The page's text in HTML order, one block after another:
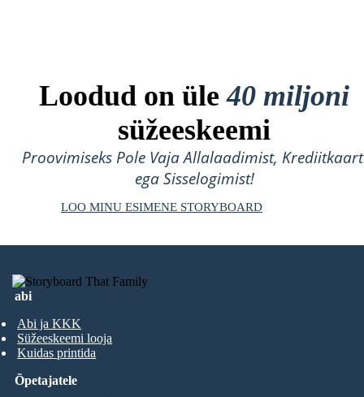
Loodud on üle40 miljoni
süžeeskeemi
Proovimiseks Pole Vaja Allalaadimist,
ega Sisselogimist!
LOO MINU ESIMENE STORYBOARD
abi
Abi ja KKK
Süžeeskeemi looja
Kuidas printida
Õpetajatele